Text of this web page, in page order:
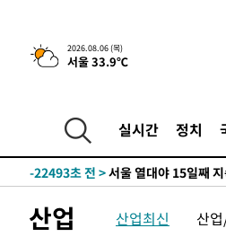
2026.08.06 (목)
서울 33.9℃
실시간 정치
-27783초 전 >[속보]산업장관 "李정
-26480초 전 >[속보]경찰, '홍명보 선
-25660초 전 >
[속보]코스피 매도사
-24932초 전 >
-22493초 전 >서울 열대야 15일째
-21043초 전 >
[속보]코스피,
산업 산업최신 산